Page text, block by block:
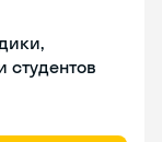
студентов